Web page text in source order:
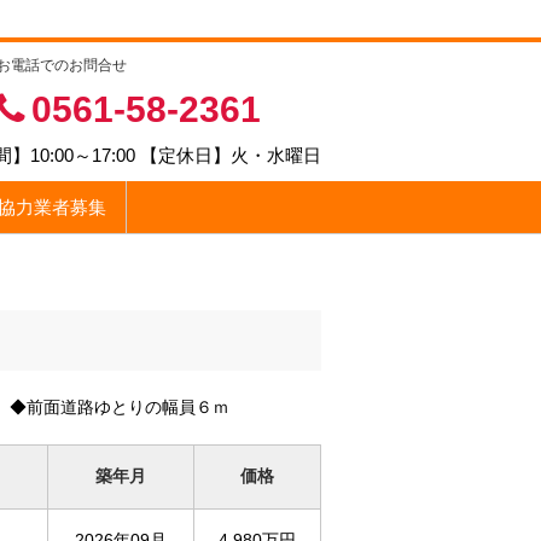
電話でのお問合せ
0561-58-2361
】10:00～17:00 【定休日】火・水曜日
力業者募集
面道路ゆとりの幅員６ｍ
築年月 価格